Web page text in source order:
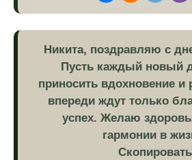
Никита, поздравляю с
Пусть каждый новый
приносить вдохновение и
впереди ждут только
успех. Желаю
гармонии в
Скопировать